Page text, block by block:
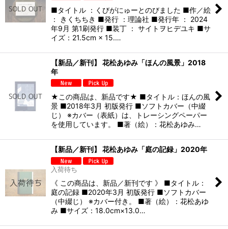
■タイトル ：くびがにゅーとのびました ■作／絵
： きくちちき ■発行 ：理論社 ■発行年 ： 2024
年9月 第1刷発行 ■装丁 ： サイトヲヒデユキ ■サ
イズ：21.5cm × 15.…
【新品／新刊】 花松あゆみ「ほんの風景」2018
年
★この商品は、新品です★ ■タイトル：ほんの風
景 ■2018年3月 初版発行 ■ソフトカバー（中綴
じ） ※カバー（表紙）は、トレーシングペーパー
を使用しています。 ■著（絵）：花松あゆみ…
【新品／新刊】 花松あゆみ「庭の記録」2020年
入荷待ち
《 この商品は、新品／新刊です 》 ■タイトル：
庭の記録 ■2020年3月 初版発行 ■ソフトカバー
（中綴じ） ※カバー付き。 ■著（絵）：花松あゆ
み ■サイズ：18.0cm×13.0…